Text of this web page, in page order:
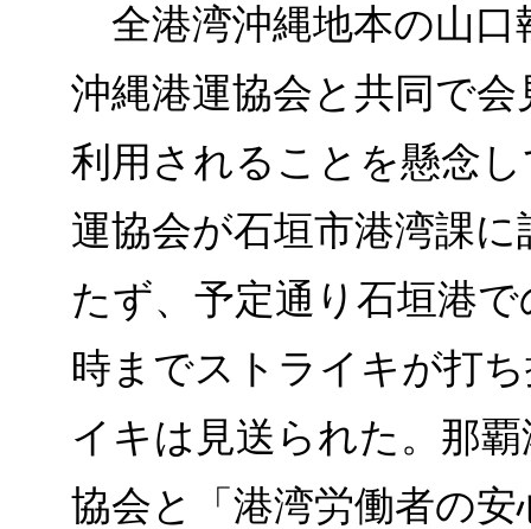
全港湾沖縄地本の山口
沖縄港運協会と共同で
利用されることを懸念
運協会が石垣市港湾課
たず、予定通り石垣港
時までストライキが打
イキは見送られた。那
協会と「港湾労働者の